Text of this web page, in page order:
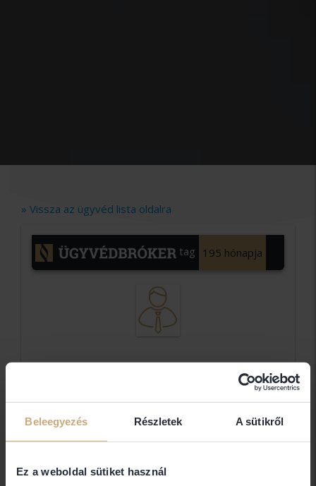
Beleegyezés Részletek A sütikről
Ez a weboldal sütiket használ
» Vissza az ügyvéd lista oldalra
tag 195 hónapja
Halmágyi
Ügyvédi
Iroda
dr. Halmágyi Anita